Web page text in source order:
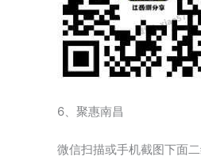
6、聚惠南昌
微信扫描或手机截图下面